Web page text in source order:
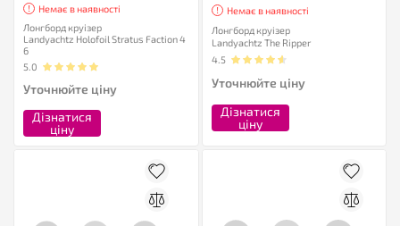
Немає в наявності
Лонгборд круізер
Landyachtz Holofoil Stratus Faction 4
6
5.0
Уточнюйте ціну
Дізнатися
ціну
Немає в наявності
Лонгборд круізер
Landyachtz The Ripper
4.5
Уточнюйте ціну
Дізнатися
ціну